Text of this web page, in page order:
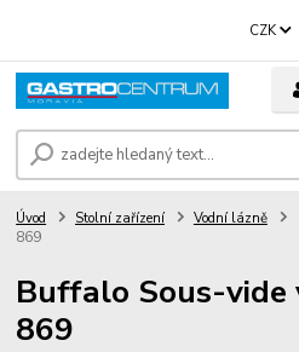
CZK
Úvod Stolní zařízení Vodní lázně
869
Buffalo Sous-vide
869